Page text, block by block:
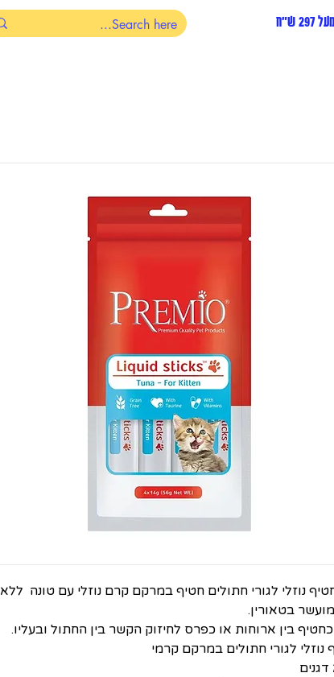
ש"ח
נוזלי לגורי חתולים חטיף במרקם קרם נוזלי עם טונה ללא
בטאורין.
בין ארוחות או כפרס לחיזוק הקשר בין החתול ובעליו.
נוזלי לגורי חתולים במרקם קרמי